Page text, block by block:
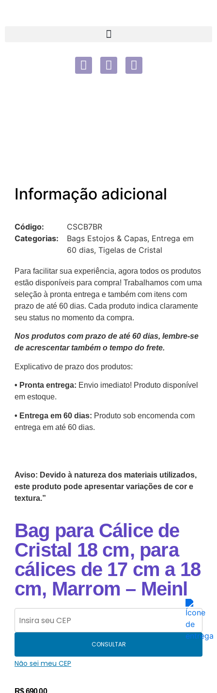
Informação adicional
Código:
CSCB7BR
Categorias:
Bags Estojos & Capas, Entrega em
60 dias, Tigelas de Cristal
Para facilitar sua experiência, agora todos os produtos
estão disponíveis para compra! Trabalhamos com uma
seleção à pronta entrega e também com itens com
prazo de até 60 dias. Cada produto indica claramente
seu status no momento da compra.
Nos produtos com prazo de até 60 dias, lembre-se
de acrescentar também o tempo do frete.
Explicativo de prazo dos produtos:
•⁠ ⁠Pronta entrega: Envio imediato! Produto disponível
em estoque.
•⁠ Entrega em 60 dias: Produto sob encomenda com
entrega em até 60 dias.
Aviso: Devido à natureza dos materiais utilizados,
este produto pode apresentar variações de cor e
textura.”
Bag para Cálice de
Cristal 18 cm, para
cálices de 17 cm a 18
cm, Marrom – Meinl
CONSULTAR
Não sei meu CEP